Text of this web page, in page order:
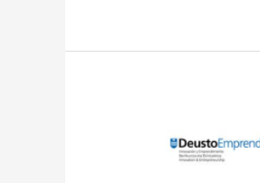
Deusto
Emprende